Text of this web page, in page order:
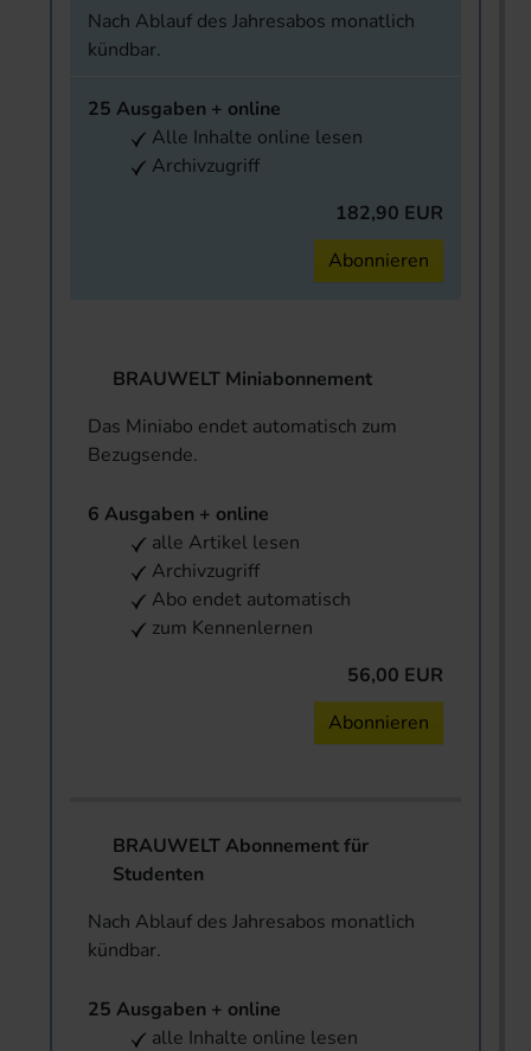
Nach Ablauf des Jahresabos monatlich
kündbar.
25 Ausgaben + online
Alle Inhalte online lesen
Archivzugriff
182,90 EUR
Abonnieren
BRAUWELT Miniabonnement
Das Miniabo endet automatisch zum
Bezugsende.
6 Ausgaben + online
alle Artikel lesen
Archivzugriff
Abo endet automatisch
zum Kennenlernen
56,00 EUR
Abonnieren
BRAUWELT Abonnement für
Studenten
Nach Ablauf des Jahresabos monatlich
kündbar.
25 Ausgaben + online
alle Inhalte online lesen